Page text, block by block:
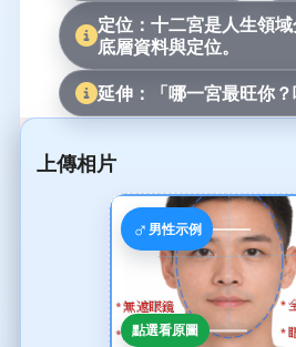
定位：十二宮是人生領
底層資料與定位。
延伸：「哪一宮最旺你？
上傳相片
♂ 男性示例
點選看原圖